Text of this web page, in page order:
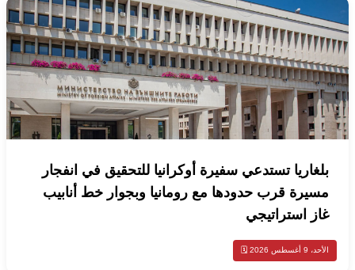
بلغاريا تستدعي سفيرة أوكرانيا للتحقيق في انفجار
مسيرة قرب حدودها مع رومانيا وبجوار خط أنابيب
غاز استراتيجي
الأحد، 9 أغسطس 2026 🗓️